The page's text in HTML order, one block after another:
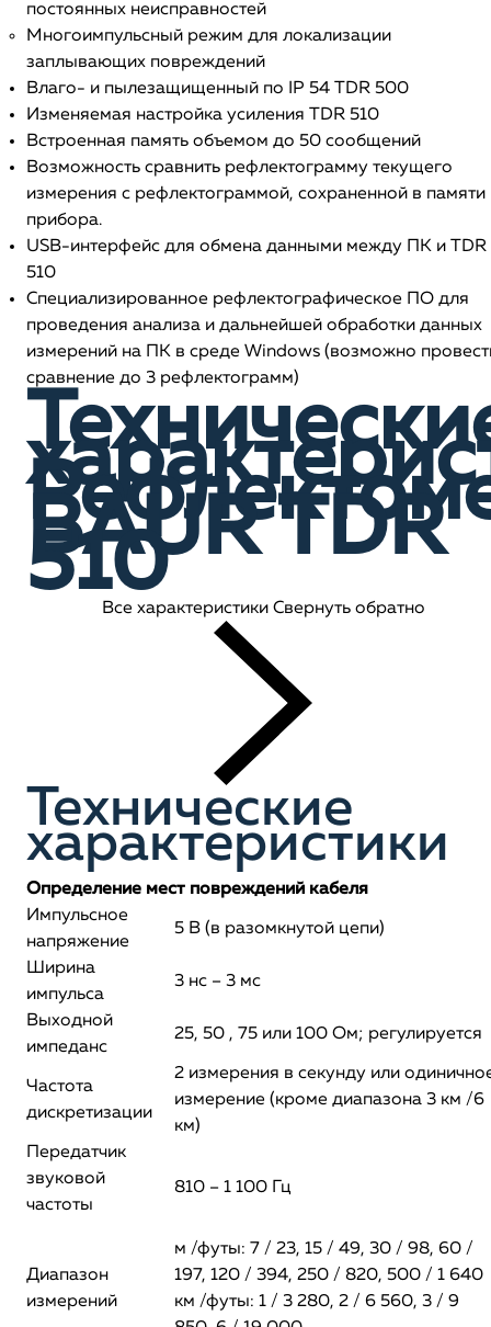
постоянных неисправностей
Многоимпульсный режим для локализации
заплывающих повреждений
Влаго- и пылезащищенный по IP 54 TDR 500
Изменяемая настройка усиления TDR 510
Встроенная память объемом до 50 сообщений
Возможность сравнить рефлектограмму текущего
измерения с рефлектограммой, сохраненной в памяти
прибора.
USB-интерфейс для обмена данными между ПК и TDR
510
Специализированное рефлектографическое ПО для
проведения анализа и дальнейшей обработки данных
измерений на ПК в среде Windows (возможно
сравнение до 3 рефлектограмм)
BAUR TDR
510
Все характеристики Свернуть обратно
Технические
характеристики
Определение мест повреждений кабеля
Импульсное
напряжение
5 В (в разомкнутой цепи)
Ширина
импульса
3 нс – 3 мс
Выходной
импеданс
25, 50 , 75 или 100 Ом; регулируется
Частота
дискретизации
2 измерения в секунду или
измерение (кроме диапазона 3 км /6
км)
Передатчик
звуковой
частоты
810 – 1 100 Гц
Диапазон
измерений
м /футы: 7 / 23, 15 / 49, 30 / 98, 60 /
197, 120 / 394, 250 / 820, 500 / 1 640
км /футы: 1 / 3 280, 2 / 6 560, 3 / 9